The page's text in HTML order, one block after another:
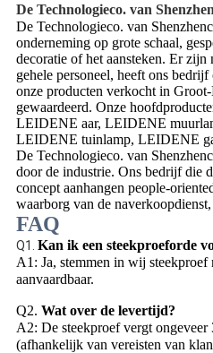
De Technologieco. van
De Technologieco. van
onderneming op grote schaal,
decoratie of het aansteken. Er
gehele personeel, heeft ons
onze producten verkocht in
gewaardeerd. Onze
LEIDENE aar, LEIDENE
LEIDENE tuinlamp, LEIDENE
De Technologieco. van
door de industrie. Ons bedrijf die
concept aanhangen people-
waarborg van de
FAQ
Q1. Kan ik een steekproeforde
A1: Ja, stemmen in wij
aanvaardbaar.
Q2. Wat over de levertijd?
A2: De steekproef vergt
(afhankelijk van vereisten van